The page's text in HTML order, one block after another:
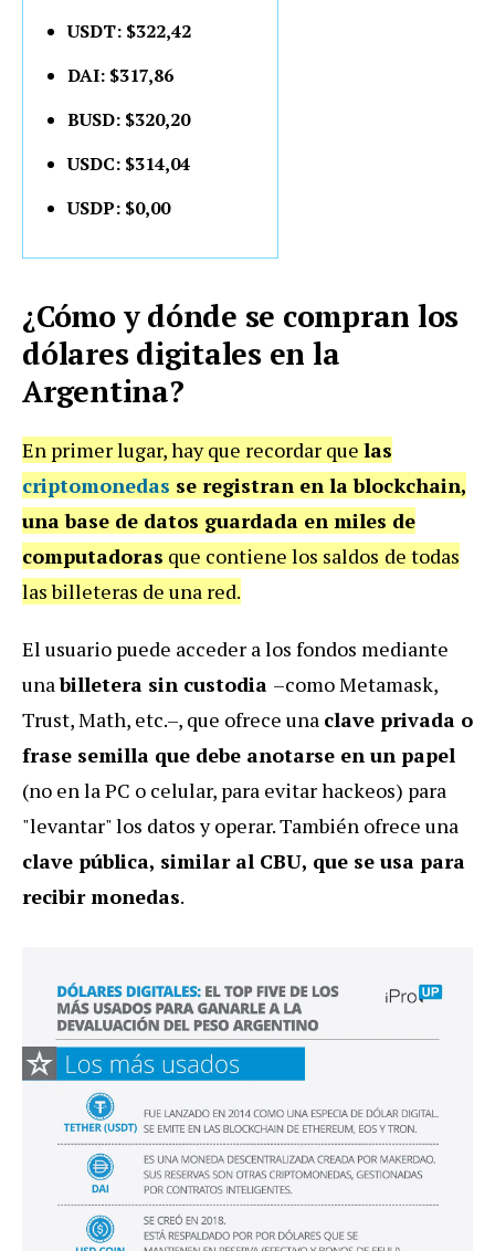
USDT: $322,42
DAI: $317,86
BUSD: $320,20
USDC: $314,04
USDP: $0,00
¿Cómo y dónde se compran los
dólares digitales en la
Argentina?
En primer lugar, hay que recordar que las
criptomonedas se registran en la blockchain,
una base de datos guardada en miles de
computadoras que contiene los saldos de todas
las billeteras de una red.
El usuario puede acceder a los fondos mediante
unabilletera sin custodia –como Metamask,
Trust, Math, etc.–, que ofrece una clave privada o
frase semilla que debe anotarse en un papel
(no en la PC o celular, para evitar hackeos) para
"levantar" los datos y operar. También ofrece una
clave pública, similar al CBU, que se usa para
recibir monedas.